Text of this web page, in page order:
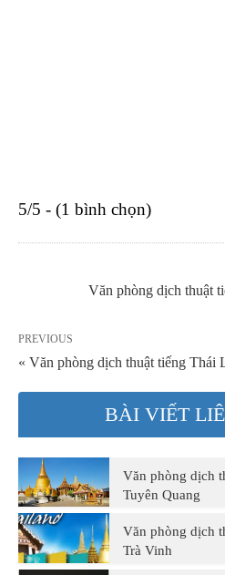
5/5 - (1 bình chọn)
Văn phòng dịch thuật
PREVIOUS
« Văn phòng dịch thuật tiếng Thái
BÀI VIẾT
Văn phòng dịch
Tuyên Quang
Văn phòng dịch
Trà Vinh